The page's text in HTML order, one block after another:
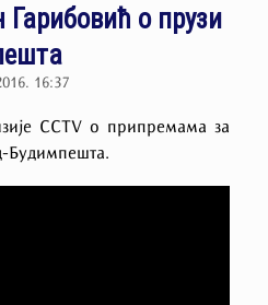
о прузи
16:37
CCTV о припремама за
Будимпешта.